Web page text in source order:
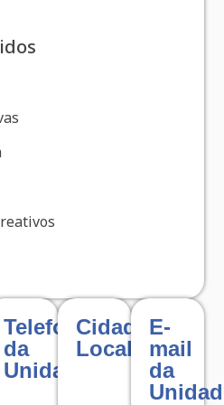
Telefone
da
Unidade
Cidade
Localizada
E-
mail
da